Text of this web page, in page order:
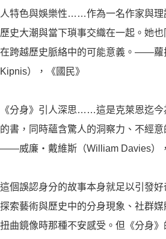
人特色與娛樂性……作為一名作家與理
歷史大潮與當下瑣事交織在一起。她也
在跨越歷史脈絡中的可能意義。——蘿
Kipnis），《國民》
《分身》引人深思……這是克萊恩迄今
的書，同時蘊含驚人的洞察力、不經
——威廉・戴維斯（William Davies）
這個誤認身分的故事本身就足以引發
探索藝術與歷史中的分身現象、社群
扭曲鏡像時那種不安感受。但《分身